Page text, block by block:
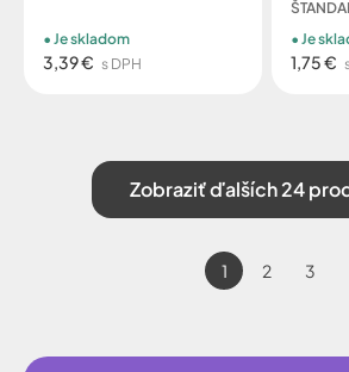
3,39 € s DPH
Je skladom
1,75 €
Je
Zobraziť ďalších 24
1 2 3